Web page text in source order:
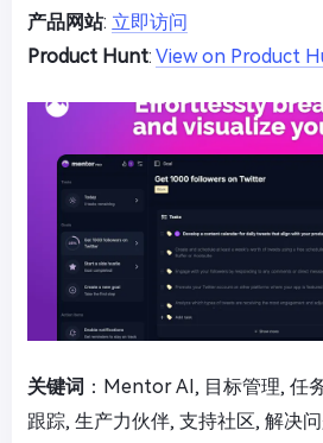
产品网站: 立即访问
Product Hunt: View on Product
关键词 ：Mentor AI, 目标管理, 任
跟踪, 生产力伙伴, 支持社区, 解决